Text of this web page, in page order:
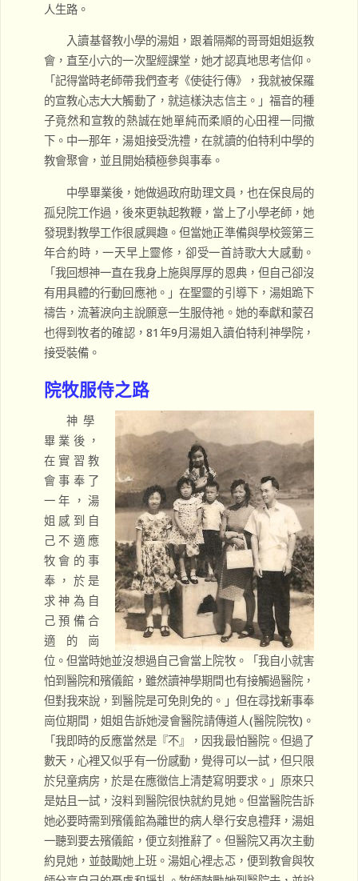
人生路。
入讀基督教小學的湯姐，跟着隔鄰的哥哥姐姐返教
會，直至小六的一次聖經課堂，她才認真地思考信仰。
「記得當時老師帶我們查考《使徒行傳》，我就被保羅
的宣教心志大大觸動了，就這樣決志信主。」福音的種
子竟然和宣教的熱誠在她單純而柔順的心田裡一同撒
下。中一那年，湯姐接受洗禮，在就讀的伯特利中學的
教會聚會，並且開始積極參與事奉。
中學畢業後，她做過政府助理文員，也在保良局的
孤兒院工作過，後來更執起教鞭，當上了小學老師，她
發現對教學工作很感興趣。但當她正準備與學校簽第三
年合約時，一天早上靈修，卻受一首詩歌大大感動。
「我回想神一直在我身上施與厚厚的恩典，但自己卻沒
有用具體的行動回應祂。」在聖靈的引導下，湯姐跪下
禱告，流著淚向主說願意一生服侍祂。她的奉獻和蒙召
也得到牧者的確認，81年9月湯姐入讀伯特利神學院，
接受裝備。
院牧服侍之路
神學
畢業後，
在實習教
會事奉了
一年，湯
姐感到自
己不適應
牧會的事
奉，於是
求神為自
己預備合
適的崗
位。但當時她並沒想過自己會當上院牧。「我自小就害
怕到醫院和殯儀館，雖然讀神學期間也有接觸過醫院，
但對我來說，到醫院是可免則免的。」但在尋找新事奉
崗位期間，姐姐告訴她浸會醫院請傳道人(醫院院牧)。
「我即時的反應當然是『不』，因我最怕醫院。但過了
數天，心裡又似乎有一份感動，覺得可以一試，但只限
於兒童病房，於是在應徵信上清楚寫明要求。」原來只
是姑且一試，沒料到醫院很快就約見她。但當醫院告訴
她必要時需到殯儀館為離世的病人舉行安息禮拜，湯姐
一聽到要去殯儀館，便立刻推辭了。但醫院又再次主動
約見她，並鼓勵她上班。湯姐心裡忐忑，便到教會與牧